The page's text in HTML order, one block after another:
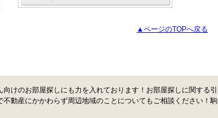
▲ページのTOPへ戻る
けのお部屋探しにも力を入れております！お部屋探しに関する引
動産にかかわらず周辺地域のことについてもご相談ください！駒